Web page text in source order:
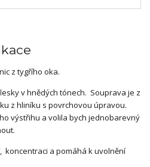
z tygřího oka.
v hnědých tónech. Souprava je z
z hliníku s povrchovou úpravou.
výstřihu a volila bych jednobarevný
koncentraci a pomáhá k uvolnění